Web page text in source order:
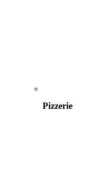
Pizzerie